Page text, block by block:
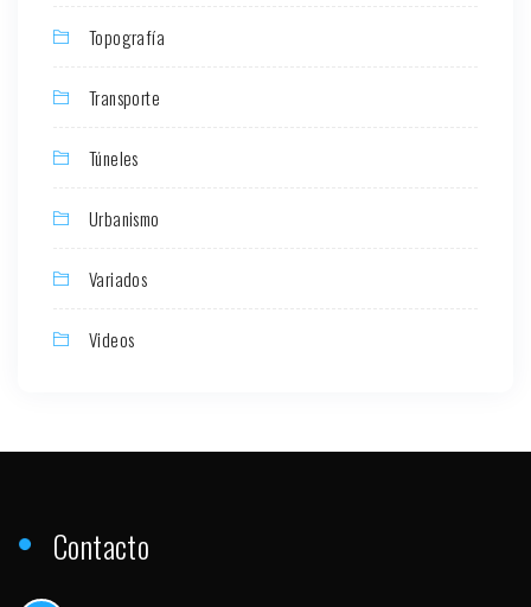
Topografía
Transporte
Túneles
Urbanismo
Variados
Videos
Contacto